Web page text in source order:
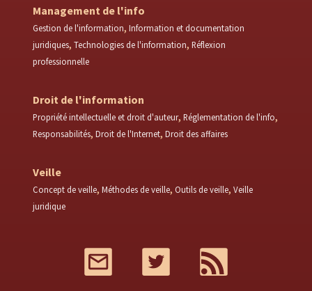
Management de l'info
Gestion de l'information Information et documentation
juridiques Technologies de l'information Réflexion
professionnelle
Droit de l'information
Propriété intellectuelle et droit d'auteur Réglementation de l'info
Responsabilités Droit de l'Internet Droit des affaires
Veille
Concept de veille Méthodes de veille Outils de veille Veille
juridique
Twitter